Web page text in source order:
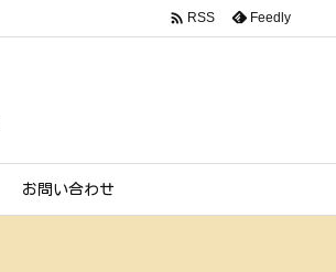
お問い合わせ
 RSS Feedly